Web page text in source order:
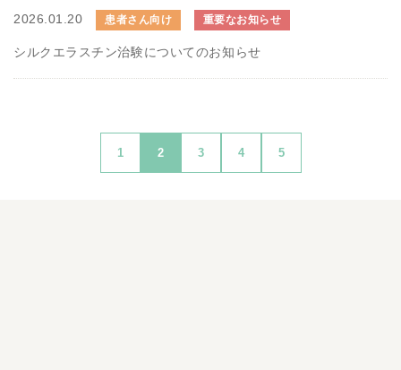
2026.01.20 患者さん向け 重要なお知らせ
シルクエラスチン治験についてのお知らせ
1 2 3 4 5